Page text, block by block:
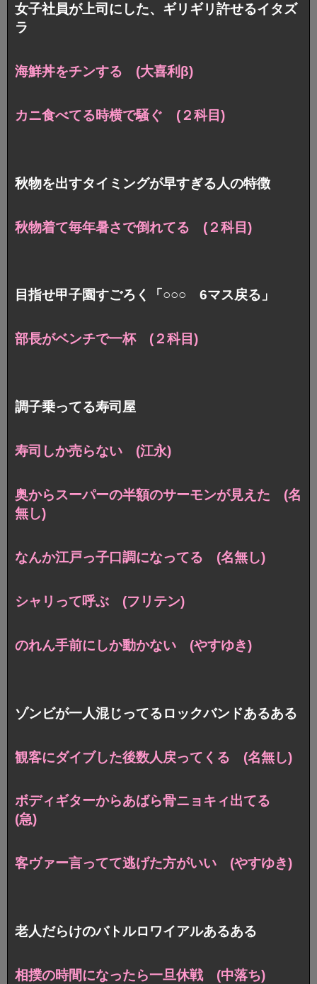
女子社員が上司にした、ギリギリ許せるイタズ
ラ
海鮮丼をチンする (大喜利β)
カニ食べてる時横で騒ぐ (２科目)
秋物を出すタイミングが早すぎる人の特徴
秋物着て毎年暑さで倒れてる (２科目)
目指せ甲子園すごろく「○○○ 6マス戻る」
部長がベンチで一杯 (２科目)
調子乗ってる寿司屋
寿司しか売らない (江永)
奥からスーパーの半額のサーモンが見えた (名
無し)
なんか江戸っ子口調になってる (名無し)
シャリって呼ぶ (フリテン)
のれん手前にしか動かない (やすゆき)
ゾンビが一人混じってるロックバンドあるある
観客にダイブした後数人戻ってくる (名無し)
ボディギターからあばら骨ニョキィ出てる
(急)
客ヴァー言ってて逃げた方がいい (やすゆき)
老人だらけのバトルロワイアルあるある
相撲の時間になったら一旦休戦 (中落ち)